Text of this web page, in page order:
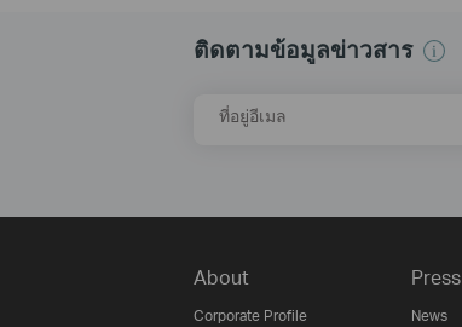
ติดตามข้อมูลข่าวสาร
ที่อยู่อีเมล
About
Corporate Profile
Press
News